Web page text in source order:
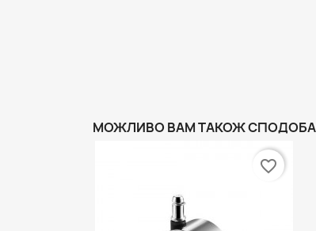
МОЖЛИВО ВАМ ТАКОЖ
favorite_border